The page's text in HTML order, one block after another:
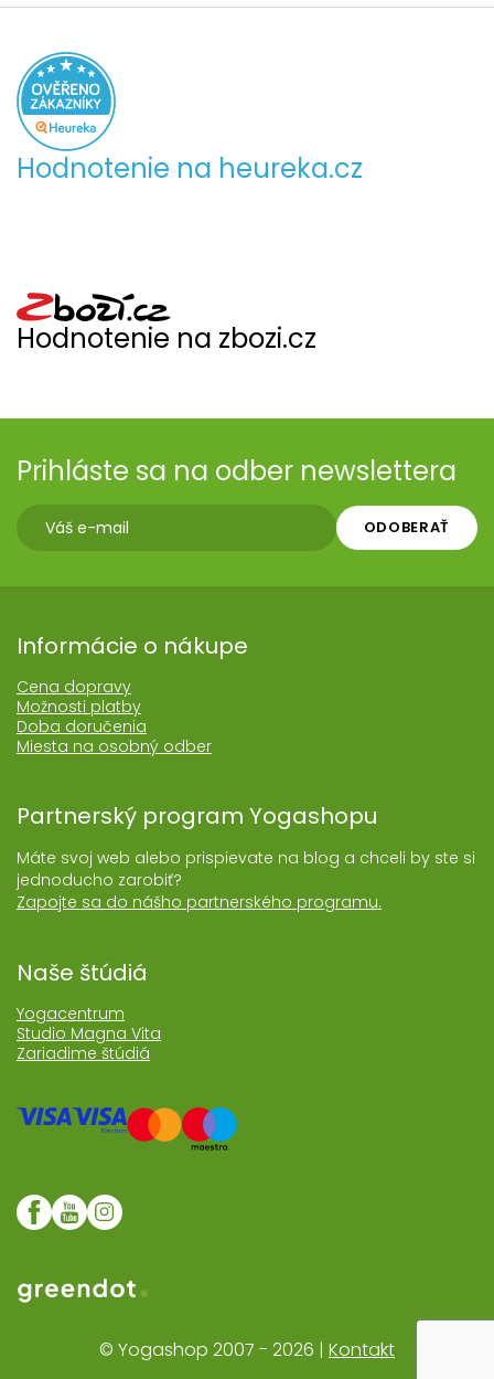
Hodnotenie na heureka.cz
Hodnotenie na zbozi.cz
Prihláste sa na odber newslettera
ODOBERAŤ
Informácie o nákupe
Cena dopravy
Možnosti platby
Doba doručenia
Miesta na osobný odber
Partnerský program Yogashopu
Máte svoj web alebo prispievate na blog a chceli by ste si
jednoducho zarobiť?
Zapojte sa do nášho partnerského programu.
Naše štúdiá
Yogacentrum
Studio Magna Vita
Zariadime štúdiá
Web realizoval Greendot
© Yogashop 2007 - 2026 | Kontakt